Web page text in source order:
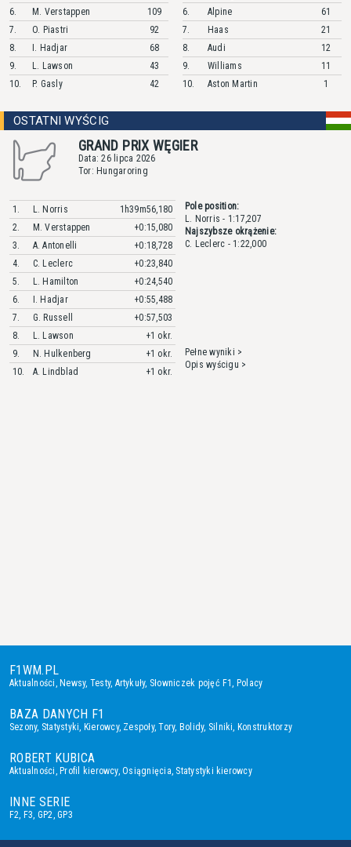
6.
M. Verstappen
109
7.
O. Piastri
92
8.
I. Hadjar
68
9.
L. Lawson
43
10.
P. Gasly 42
6.
Alpine
61
7.
Haas
21
8.
Audi
12
9.
Williams
11
10.
Aston Martin 1
OSTATNI WYŚCIG
GRAND PRIX WĘGIER
Data: 26 lipca 2026
Tor: Hungaroring
1. L. Norris
1h39m56,180
2.
M. Verstappen
+0:15,080
3.
A. Antonelli
+0:18,728
4.
C. Leclerc
+0:23,840
5.
L. Hamilton
+0:24,540
6.
I. Hadjar
+0:55,488
7.
G. Russell
+0:57,503
8.
L. Lawson
+1 okr.
9.
N. Hulkenberg
+1 okr.
10.
A. Lindblad +1 okr.
Pole position:
L. Norris - 1:17,207
Najszybsze okrążenie:
C. Leclerc - 1:22,000
Pełne wyniki >
Opis wyścigu >
F1WM.PL
Aktualności,Newsy, Testy, Artykuły, Słowniczek pojęć F1, Polacy
BAZA DANYCH F1
Sezony, Statystyki, Kierowcy, Zespoły,Tory, Bolidy, Silniki, Konstruktorzy
ROBERT KUBICA
Aktualności,Profil kierowcy,Osiągnięcia, Statystyki kierowcy
INNE SERIE
F2, F3, GP2,GP3